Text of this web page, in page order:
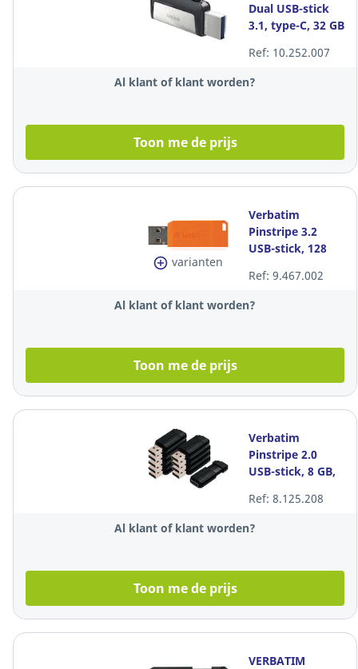
Dual USB-stick
3.1, type-C, 32 GB
Ref: 10.252.007
Al klant of klant worden?
Toon me de prijs
varianten
Verbatim
Pinstripe 3.2
USB-stick, 128
Ref: 9.467.002
Al klant of klant worden?
Toon me de prijs
Verbatim
Pinstripe 2.0
USB-stick, 8 GB,
10 stuks
Ref: 8.125.208
Al klant of klant worden?
Toon me de prijs
VERBATIM